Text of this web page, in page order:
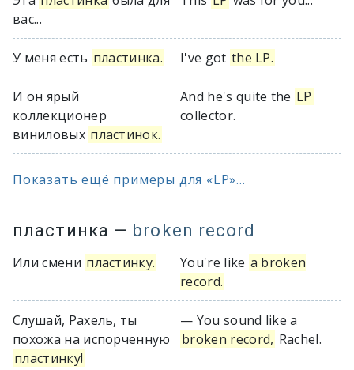
вас...
У меня есть пластинка. I've got the LP.
И он ярый
коллекционер
виниловых пластинок.
And he's quite the LP
collector.
Показать ещё примеры для «LP»...
пластинка — broken record
Или смени пластинку. You're like a broken
record.
Слушай, Рахель, ты
похожа на испорченную
пластинку!
— You sound like a
broken record, Rachel.